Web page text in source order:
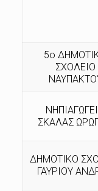
5ο
ΣΧΟΛΕΙΟ
ΣΚΑΛΑΣ
ΔΗΜΟΤΙΚΟ
ΓΑΥΡΙΟΥ